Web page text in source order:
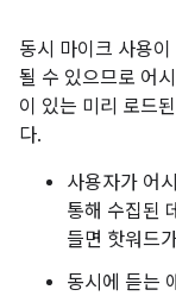
동시 마이크 사용
될 수 있으므로 어
이 있는 미리 로드
다.
사용자가 어
통해 수집된
들면 핫워드
동시에 듣는